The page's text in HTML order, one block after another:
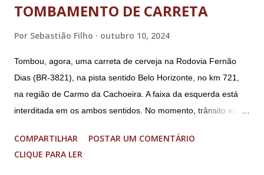
Segurança Institucional (GSI); o tenente-coronel Mauro Cid,
Sérgio Nogueira, ex-ministro da Defesa; e o general da
reserva Walter Braga Netto, ex-ministro da Casa Civil e da
Defesa. A acusação envolveu os crimes de tentativa de
abolição violenta do Estado Democrático de Direito, golpe de
TOMBAMENTO DE CARRETA
Por Sebastião Filho outubro 10, 2024
Tombou, agora, uma carreta de cerveja na Rodovia Fernão
Dias (BR-3821), na pista sentido Belo Horizonte, no km 721,
na região de Carmo da Cachoeira. A faixa da esquerda está
interditada em os ambos sentidos. No momento, trânsito está
Imagens @transitofernaodias *Por Sebastião Filho
COMPARTILHAR
POSTAR UM COMENTÁRIO
CLIQUE PARA LER